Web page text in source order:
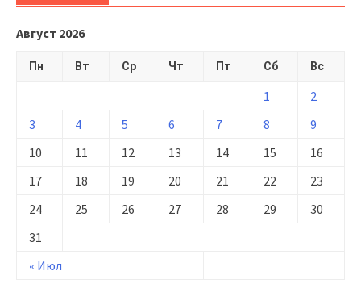
Август 2026
Пн Вт Ср Чт Пт Сб Вс
« Июл
1
2
3
4 5 6 7 8
9
10
11 12 13 14 15
16
17
18 19 20 21 22
23
24
25 26 27 28 29
30
31